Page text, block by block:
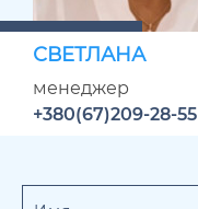
СВЕТЛАНА
менеджер
+380(67)209-28-55